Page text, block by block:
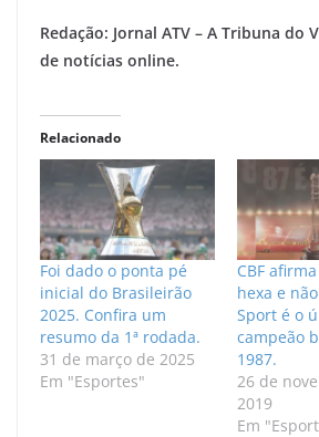
Redação: Jornal ATV – A Tribuna do
de notícias online.
Relacionado
Foi dado o ponta pé
inicial do Brasileirão
2025. Confira um
resumo da 1ª rodada.
31 de março de 2025
Em "Esportes"
CBF
hexa e
Sport é o
campeão
1987.
26 de
2019
Em